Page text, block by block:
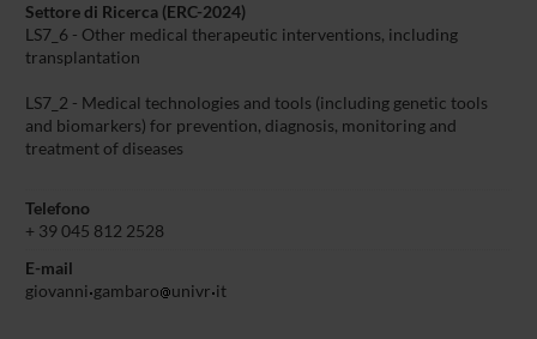
Settore di Ricerca (ERC-2024)
LS7_6 - Other medical therapeutic interventions, including
transplantation
LS7_2 - Medical technologies and tools (including genetic tools
and biomarkers) for prevention, diagnosis, monitoring and
treatment of diseases
Telefono
+ 39 045 812 2528
E-mail
giovanni gambaro univr it